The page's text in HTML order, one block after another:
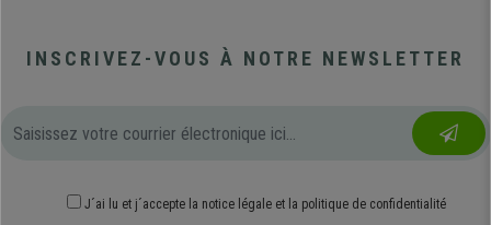
INSCRIVEZ-VOUS À NOTRE NEWSLETTER
J´ai lu et j´accepte la notice légale et la politique de confidentialité